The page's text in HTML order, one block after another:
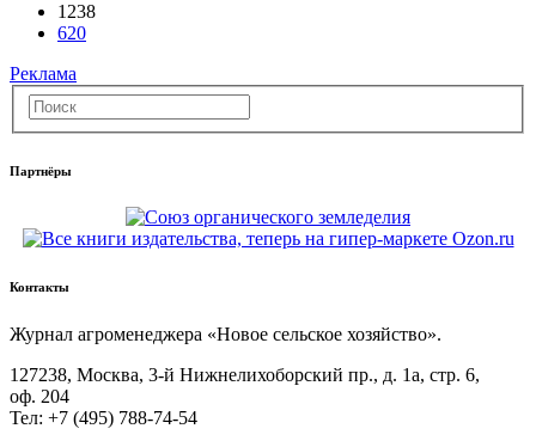
1238
620
Реклама
Партнёры
Контакты
Жур­нал агро­ме­не­дже­ра «Новое сель­ское хозяйство».
127238, Москва, 3‑й Ниж­не­ли­хо­бор­ский пр., д. 1а, стр. 6,
оф. 204
Тел: +7 (495) 788‑74‑54